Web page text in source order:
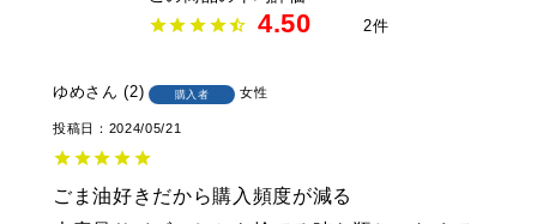
4.50 2
ゆめ 2 購入者 女性
投稿日 2024/05/21
ごま油好きだから購入頻度が減る